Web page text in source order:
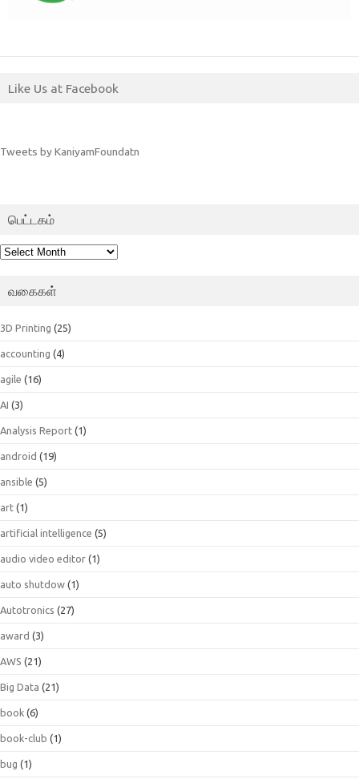
Like Us at Facebook
Tweets by KaniyamFoundatn
பெட்டகம்
பெட்டகம்
வகைகள்
3D Printing (25)
accounting (4)
agile (16)
AI (3)
Analysis Report (1)
android (19)
ansible (5)
art (1)
artificial intelligence (5)
audio video editor (1)
auto shutdow (1)
Autotronics (27)
award (3)
AWS (21)
Big Data (21)
book (6)
book-club (1)
bug (1)